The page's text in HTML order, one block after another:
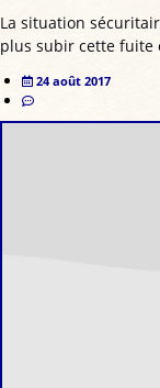
La situation
plus subir cette fuite
24 août 2017